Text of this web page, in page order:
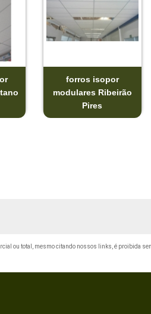
forros isopor
modulares Ribeirão
Pires
ou total, mesmo citando nossos links, é proibida